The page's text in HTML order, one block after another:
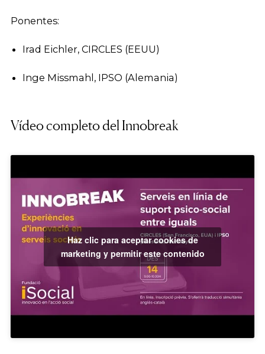
Ponentes:
Irad Eichler, CIRCLES (EEUU)
Inge Missmahl, IPSO (Alemania)
Vídeo completo del Innobreak
Haz clic para aceptar cookies de
marketing y permitir este contenido